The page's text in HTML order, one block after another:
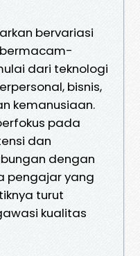
bervariasi
dari teknologi
bisnis,
kemanusiaan.
pada
dan
dengan
pengajar yang
turut
kualitas